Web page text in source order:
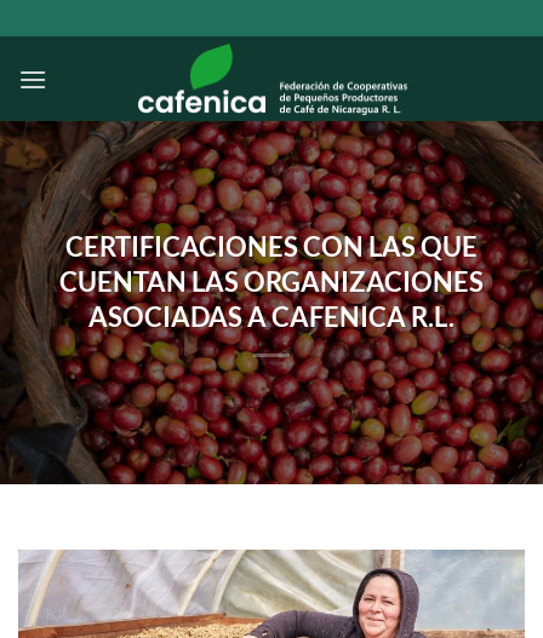
al
contenido
CERTIFICACIONES CON LAS QUE
CUENTAN LAS ORGANIZACIONES
ASOCIADAS A CAFENICA R.L.